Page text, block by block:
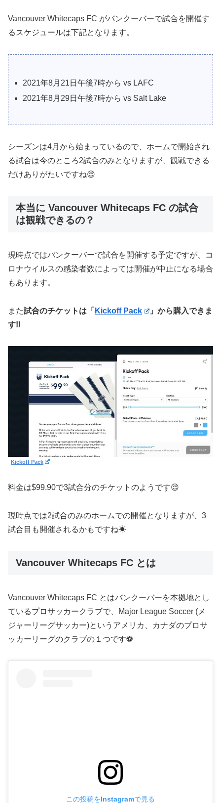
Vancouver Whitecaps FC がバンクーバーで試合を開催す
るスケジュールは下記となります。
2021年8月21日午後7時から vs LAFC
2021年8月29日午後7時から vs Salt Lake
シーズンは4月から始まっているので、ホームで開始され
る試合は今のところ2試合のみとなりますが、観戦できる
だけありがたいですね😌
本当に Vancouver Whitecaps FC の試合
は観戦できるの？
現時点ではバンクーバーで試合を開催する予定ですが、コ
ロナウイルスの感染者数によっては開催が中止になる場合
もあります。
また試合のチケットは「 Kickoff Pack
」から購入できま
す‼️
Kickoff Pack
料金は$99.90で3試合分のチケットのようです😌
現時点では2試合のみのホームでの開催となりますが、3
試合目も開催されるかもですね☀︎
Vancouver Whitecaps FC とは
Vancouver Whitecaps FC とはバンクーバーを本拠地とし
ているプロサッカークラブで、Major League Soccer (メ
ジャーリーグサッカー)というアメリカ、カナダのプロサ
ッカーリーグのクラブの１つです⚽
この投稿をInstagramで見る